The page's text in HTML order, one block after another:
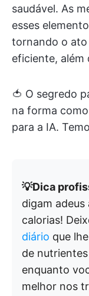
saudável. As
esses
tornando o ato
eficiente, além
🍅 O segredo
na forma
para a IA.
💡Dica
digam
calorias!
diário que
de
enquanto
melhor nos